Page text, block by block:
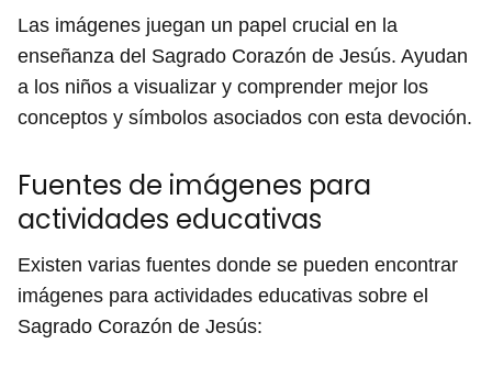
Las imágenes juegan un papel crucial en la
enseñanza del Sagrado Corazón de Jesús. Ayudan
a los niños a visualizar y comprender mejor los
conceptos y símbolos asociados con esta devoción.
Fuentes de imágenes para
actividades educativas
Existen varias fuentes donde se pueden encontrar
imágenes para actividades educativas sobre el
Sagrado Corazón de Jesús: